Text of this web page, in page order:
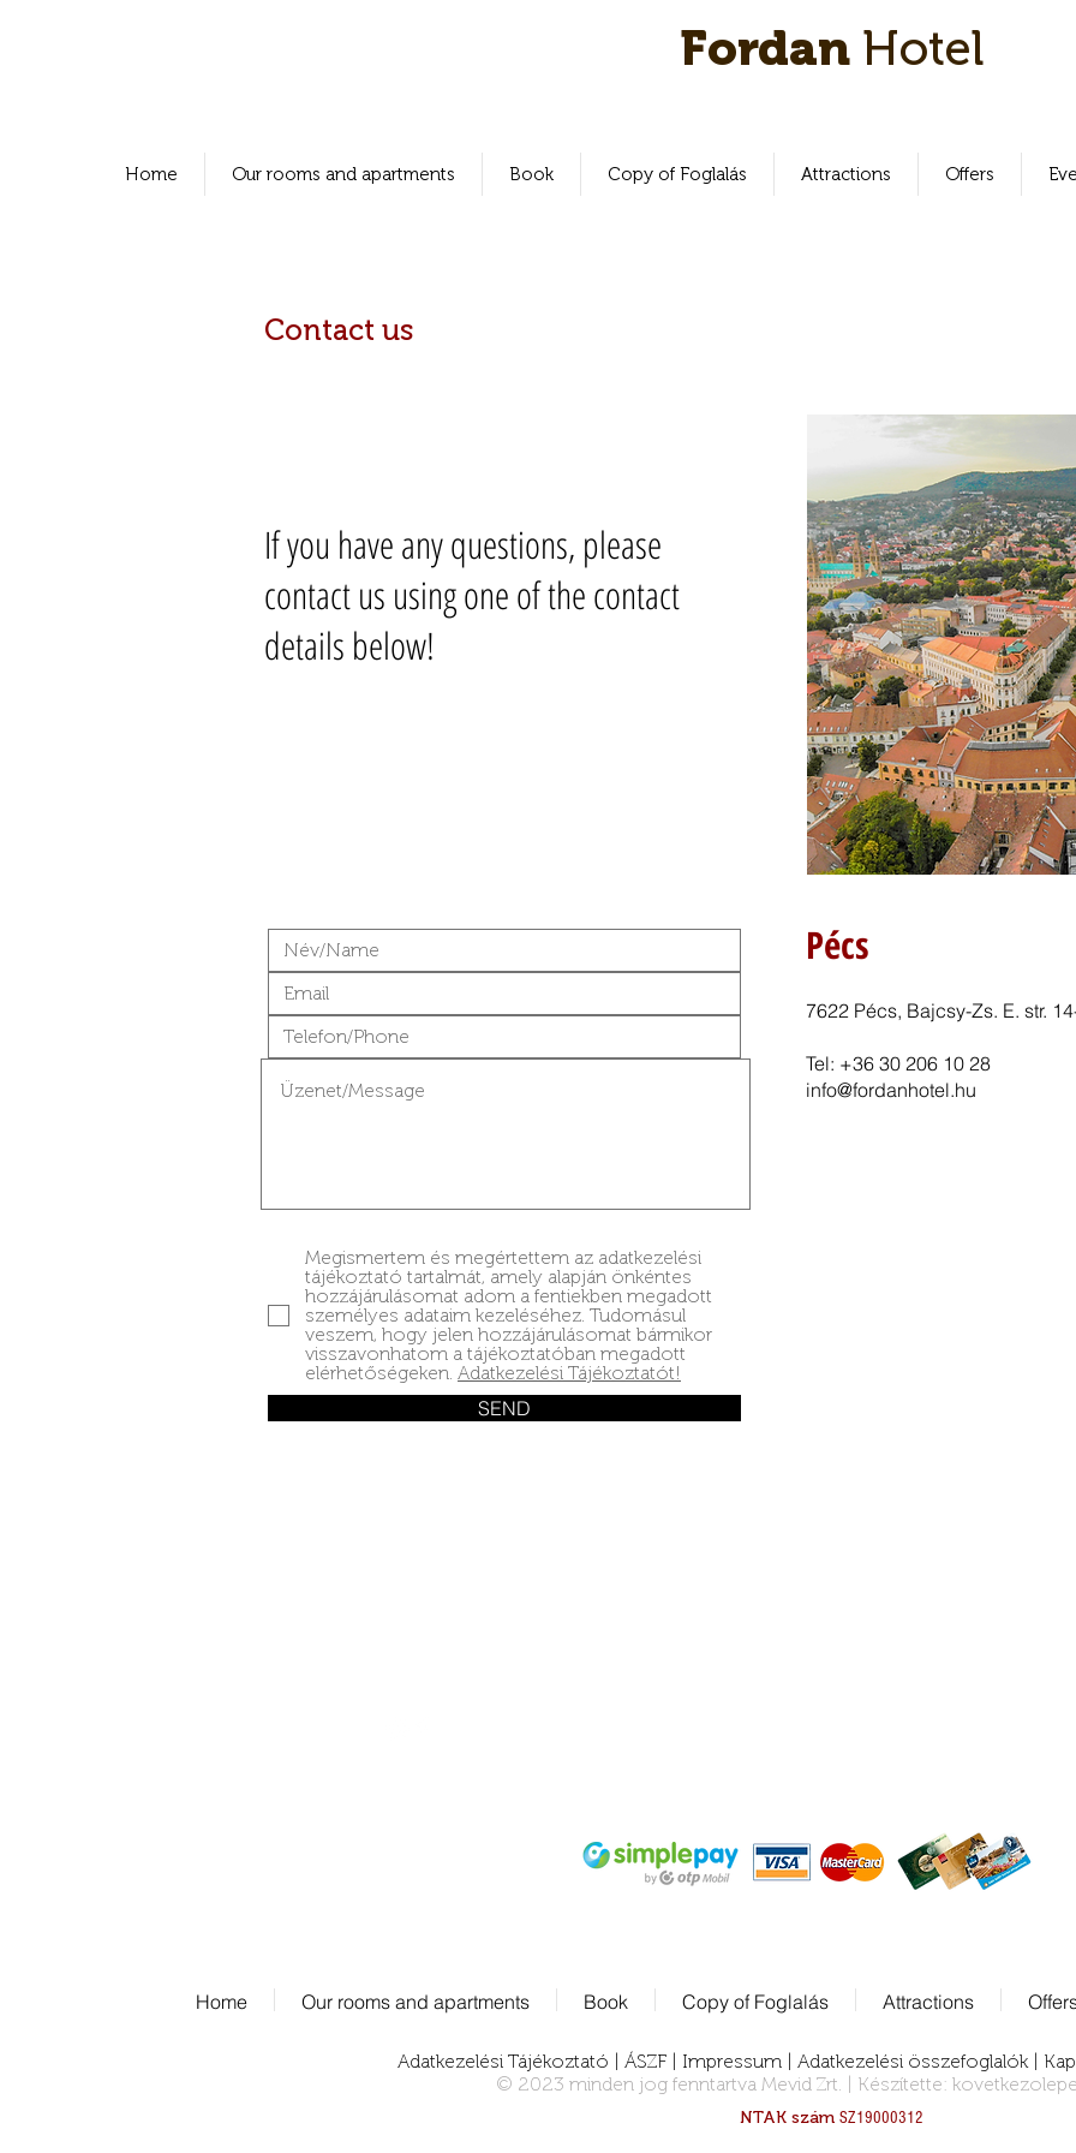
Fordan Hotel
Home Our rooms and apartments Book Copy of Foglalás Attractions Offers
Contact us
If you have any questions, please
contact us using one of the contact
details below!
Megismertem és megértettem az adatkezelési
tájékoztató tartalmát, amely alapján önkéntes
hozzájárulásomat adom a fentiekben megadott
személyes adataim kezeléséhez. Tudomásul
veszem, hogy jelen hozzájárulásomat bármikor
visszavonhatom a tájékoztatóban megadott
elérhetőségeken. Adatkezelési Tájékoztatót!
SEND
Pécs
7622 Pécs, Bajcsy-Zs. E. str.
Tel: +36 30 206 10 28
info@fordanhotel.hu
Home Our rooms and apartments Book Copy of Foglalás Attractions
NTAK szám SZ19000312
Adatkezelési Tájékoztató | ÁSZF| Impressum| Adatkezelési összefoglalók|
© 2023 minden jog fenntartva Mevid Zrt. | Készítette: